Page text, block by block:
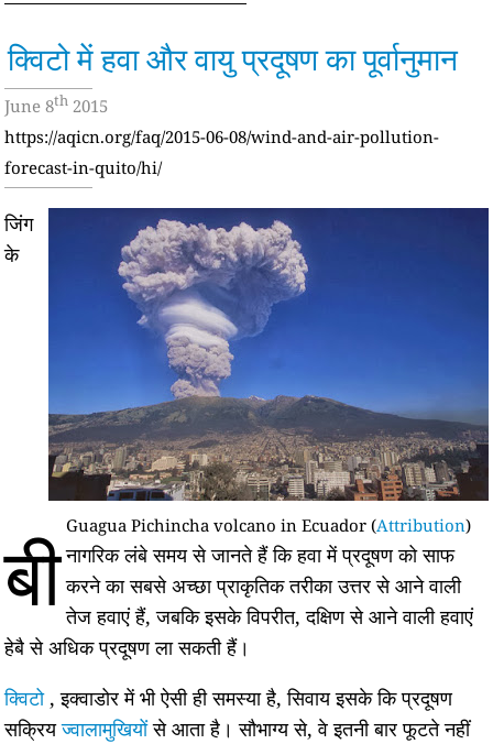
क्विटो में हवा और वायु प्रदूषण का पूर्वानुमान
June 8th 2015
https://aqicn.org/faq/2015-06-08/wind-and-air-pollution-
forecast-in-quito/hi/
Guagua Pichincha volcano in Ecuador (Attribution)
बी
जिंग
के
नागरिक लंबे समय से जानते हैं कि हवा में प्रदूषण को साफ
करने का सबसे अच्छा प्राकृतिक तरीका उत्तर से आने वाली
तेज हवाएं हैं, जबकि इसके विपरीत, दक्षिण से आने वाली हवाएं
हेबै से अधिक प्रदूषण ला सकती हैं।
क्विटो, इक्वाडोर में भी ऐसी ही समस्या है, सिवाय इसके कि प्रदूषण
सक्रियज्वालामुखियोंसे आता है। सौभाग्य से, वे इतनी बार फूटते नहीं